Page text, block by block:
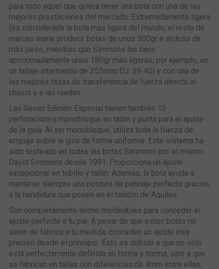
para todo aquel que quiera tener una bota con una de las
mejores prestaciones del mercado. Extremadamente ligera
(es considerada la bota más ligera del mundo, el resto de
marcas suele producir botas de unos 500gr e incluso de
más peso, mientras que Simmons las hace
aproximadamente unos 180gr más ligeras, por ejemplo, en
un tallaje intermedio de 253mm/EU: 39-40) y con una de
las mejores tasas de transferencia de fuerza directo al
chasis y a las ruedas.
Las Seven Edición Especial tienen también 12
perforaciones monobloque en talón y punta para el ajuste
de la guía. Al ser monobloque, utiliza toda la fuerza de
empuje sobre la guía de forma uniforme. Este sistema ha
sido testeado en todas las botas Simmons por el mismo
David Simmons desde 1991. Proporciona un ajuste
excepcional en tobillo y talón. Además, la bota ayuda a
mantener siempre una postura de patinaje perfecta gracias
a la hendidura que posee en el tendón de Aquiles.
Son completamente termo moldeables para conceder el
ajuste perfecto a tu pie. A pesar de que estas botas no
salen de fábrica a tu medida, conceden un ajuste muy
preciso desde el principio. Ésto es debido a que no solo
está perfectamente definida su forma y horma, sino a que
se fabrican en tallas con diferencias de 4mm entre ellas,